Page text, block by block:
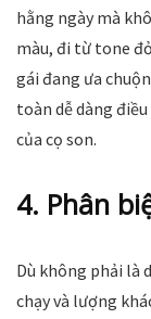
hằng ngày mà
màu, đi từ tone
gái đang ưa
toàn dễ dàng
của cọ son.
4. Phân
Dù không phải là
chạy và lượng